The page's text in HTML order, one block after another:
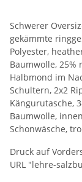
Schwerer
gekämmte
Polyester,
Baumwolle, 25%
Halbmond im
Schultern, 2x2
Kängurutasche,
Baumwolle,
Schonwäsche,
Druck auf
URL "lehre-